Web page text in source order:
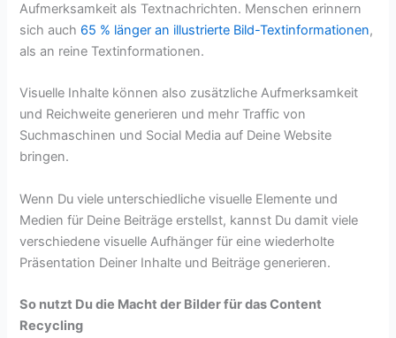
Aufmerksamkeit als Textnachrichten. Menschen erinnern
sich auch 65 % länger an illustrierte Bild-Textinformationen,
als an reine Textinformationen.
Visuelle Inhalte können also zusätzliche Aufmerksamkeit
und Reichweite generieren und mehr Traffic von
Suchmaschinen und Social Media auf Deine Website
bringen.
Wenn Du viele unterschiedliche visuelle Elemente und
Medien für Deine Beiträge erstellst, kannst Du damit viele
verschiedene visuelle Aufhänger für eine wiederholte
Präsentation Deiner Inhalte und Beiträge generieren.
So nutzt Du die Macht der Bilder für das Content
Recycling